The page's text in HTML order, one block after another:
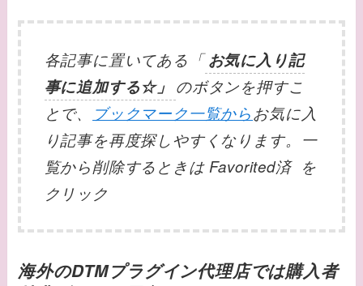
各記事に置いてある「 お気に入り記
事に追加する☆」 のボタンを押すこ
とで、
ブックマーク一覧からお気に入
り記事を再度探しやすくなります。一
覧から削除するときは Favorited済 を
クリック
海外のDTMプラグイン代理店では購入者